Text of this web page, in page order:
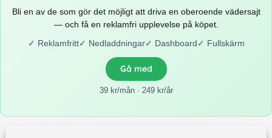
Bli en av de som gör det möjligt att driva en oberoende vädersajt
— och få en reklamfri upplevelse på köpet.
✓ Reklamfritt✓ Nedladdningar✓ Dashboard✓ Fullskärm
Gå med
39 kr/mån · 249 kr/år